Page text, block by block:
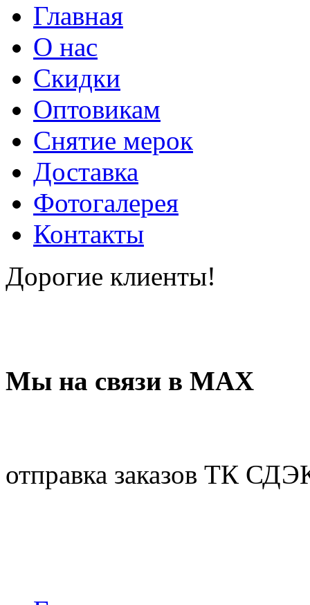
Главная
О нас
Скидки
Оптовикам
Снятие мерок
Доставка
Фотогалерея
Контакты
Дорогие клиенты!
Мы на связи в МАХ
отправка заказов ТК